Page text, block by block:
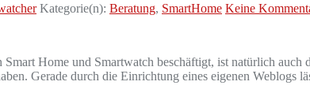
Kategorie(n): Beratung, SmartHome Keine
Home und Smartwatch beschäftigt, ist natürlich auch
Gerade durch die Einrichtung eines eigenen Weblogs